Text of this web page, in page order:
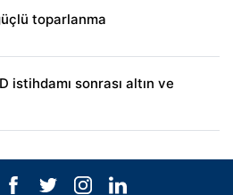
toparlanma
istihdamı sonrası altın ve